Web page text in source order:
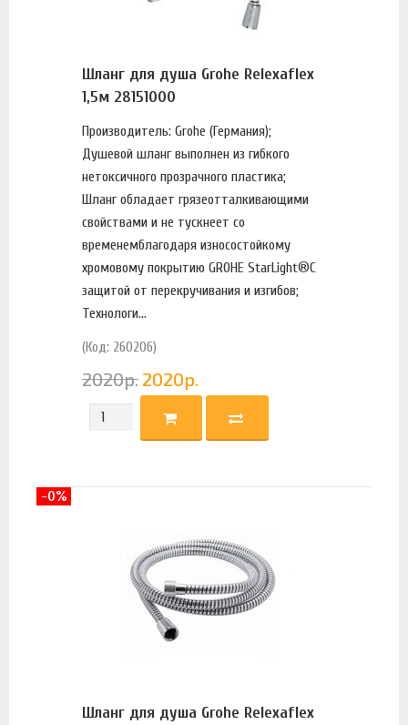
Шланг для душа Grohe Relexaflex
1,5м 28151000
Производитель: Grohe (Германия);
Душевой шланг выполнен из гибкого
нетоксичного прозрачного пластика;
Шланг обладает грязеотталкивающими
свойствами и не тускнеет со
временемблагодаря износостойкому
хромовому покрытию GROHE StarLight®С
защитой от перекручивания и изгибов;
Технологи...
(Код: 260206)
2020р. 2020р.
Шланг для душа Grohe Relexaflex
-0%